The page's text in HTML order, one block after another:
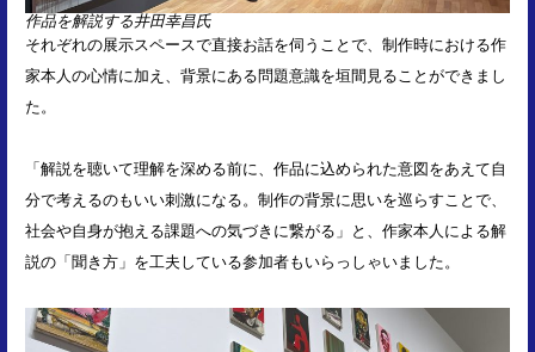
作品を解説する井田幸昌氏
それぞれの展示スペースで直接お話を伺うことで、制作時における作
家本人の心情に加え、背景にある問題意識を垣間見ることができまし
た。
「解説を聴いて理解を深める前に、作品に込められた意図をあえて自
分で考えるのもいい刺激になる。制作の背景に思いを巡らすことで、
社会や自身が抱える課題への気づきに繋がる」と、作家本人による解
説の「聞き方」を工夫している参加者もいらっしゃいました。